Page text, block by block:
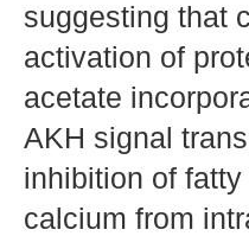
suggesting that
activation of
acetate
AKH signal
inhibition of
calcium from